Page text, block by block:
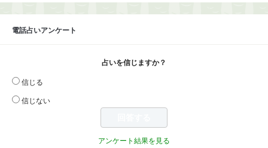
電話占いアンケート
占いを信じますか？
信じる
信じない
アンケート結果を見る